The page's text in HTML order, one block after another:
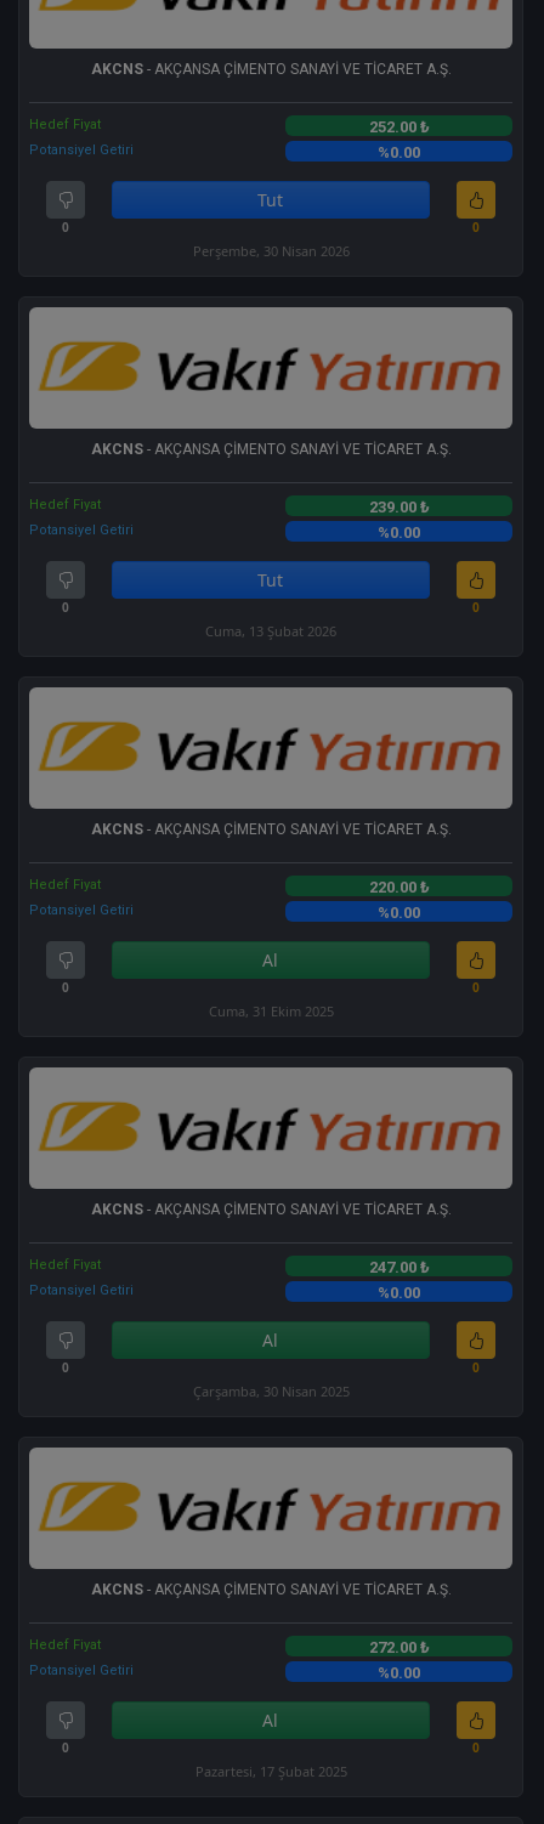
AKCNS- AKÇANSA ÇİMENTO SANAYİ VE TİCARET A.Ş.
Hedef Fiyat 252.00 ₺
Potansiyel Getiri %0.00
0
Tut
0
Perşembe, 30 Nisan 2026
AKCNS- AKÇANSA ÇİMENTO SANAYİ VE TİCARET A.Ş.
Hedef Fiyat 239.00 ₺
Potansiyel Getiri %0.00
0
Tut
0
Cuma, 13 Şubat 2026
AKCNS- AKÇANSA ÇİMENTO SANAYİ VE TİCARET A.Ş.
Hedef Fiyat 220.00 ₺
Potansiyel Getiri %0.00
0
Al
0
Cuma, 31 Ekim 2025
AKCNS- AKÇANSA ÇİMENTO SANAYİ VE TİCARET A.Ş.
Hedef Fiyat 247.00 ₺
Potansiyel Getiri %0.00
0
Al
0
Çarşamba, 30 Nisan 2025
AKCNS- AKÇANSA ÇİMENTO SANAYİ VE TİCARET A.Ş.
Hedef Fiyat 272.00 ₺
Potansiyel Getiri %0.00
0
Al
0
Pazartesi, 17 Şubat 2025